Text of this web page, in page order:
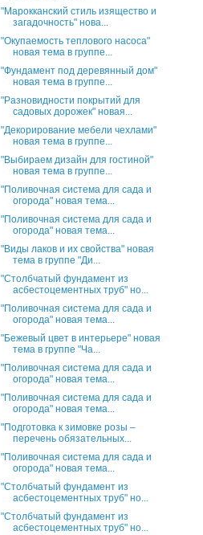
"Марокканский стиль изящество и
загадочность" нова...
"Окупаемость теплового насоса"
новая тема в группе...
"Фундамент под деревянный дом"
новая тема в группе...
"Разновидности покрытий для
садовых дорожек" новая...
"Декорирование мебели чехлами"
новая тема в группе...
"Выбираем дизайн для гостиной"
новая тема в группе...
"Поливочная система для сада и
огорода" новая тема...
"Поливочная система для сада и
огорода" новая тема...
"Виды лаков и их свойства" новая
тема в группе "Ди...
"Столбчатый фундамент из
асбестоцементных труб" но...
"Поливочная система для сада и
огорода" новая тема...
"Бежевый цвет в интерьере" новая
тема в группе "Ча...
"Поливочная система для сада и
огорода" новая тема...
"Поливочная система для сада и
огорода" новая тема...
"Подготовка к зимовке розы –
перечень обязательных...
"Поливочная система для сада и
огорода" новая тема...
"Столбчатый фундамент из
асбестоцементных труб" но...
"Столбчатый фундамент из
асбестоцементных труб" но...